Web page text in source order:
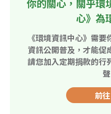
你的關心，關乎
心》為
《環境資訊中心》需
資訊公開普及，才能促
請您加入定期捐款的行
前